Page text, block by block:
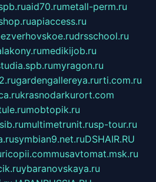
aid70.rumetall-perm.ru
apiaccess.ru
drsschool.ru
medikijob.ru
myragon.ru
gardengallereya.rurti.com.ru
krasnodarkurort.com
mobtopik.ru
multimetrunit.rusp-tour.ru
symbian9.net.ruDSHAIR.RU
musavtomat.msk.ru
ybaranovskaya.ru